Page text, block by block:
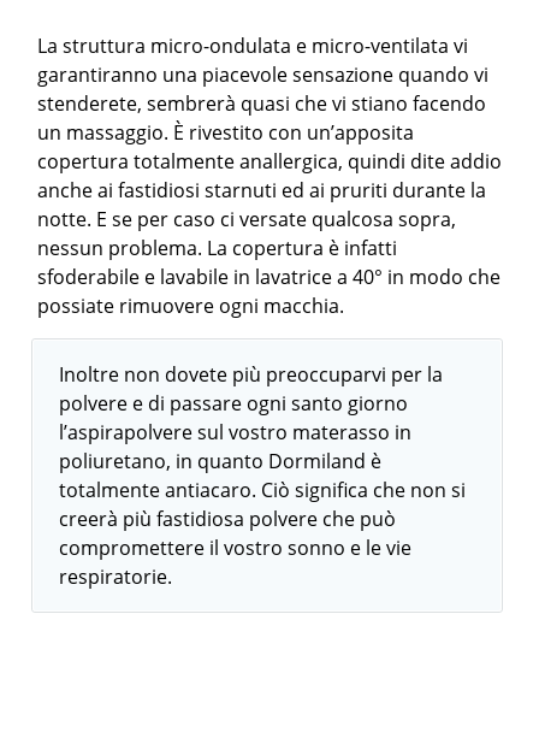
La struttura micro-ondulata e micro-ventilata vi
garantiranno una piacevole sensazione quando vi
stenderete, sembrerà quasi che vi stiano facendo
un massaggio. È rivestito con un’apposita
copertura totalmente anallergica, quindi dite addio
anche ai fastidiosi starnuti ed ai pruriti durante la
notte. E se per caso ci versate qualcosa sopra,
nessun problema. La copertura è infatti
sfoderabile e lavabile in lavatrice a 40° in modo che
possiate rimuovere ogni macchia.
Inoltre non dovete più preoccuparvi per la
polvere e di passare ogni santo giorno
l’aspirapolvere sul vostro materasso in
poliuretano, in quanto Dormiland è
totalmente antiacaro. Ciò significa che non si
creerà più fastidiosa polvere che può
compromettere il vostro sonno e le vie
respiratorie.